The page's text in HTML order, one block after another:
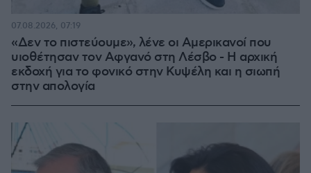
«Δεν το πιστεύουμε», λένε οι Αμερικανοί που
υιοθέτησαν τον Αφγανό στη Λέσβο - Η αρχική
εκδοχή για το φονικό στην Κυψέλη και η σιωπή
στην απολογία
07.08.2026, 07:19